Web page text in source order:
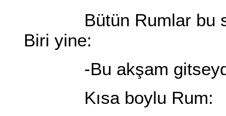
Bütün Rumlar bu
Biri yine:
-Bu akşam
Kısa boylu Rum: